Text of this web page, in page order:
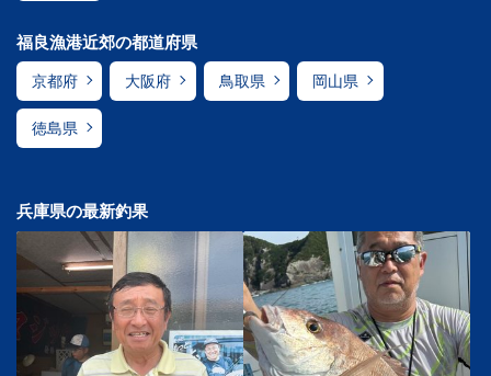
福良漁港近郊の都道府県
京都府 大阪府 鳥取県 岡山県
徳島県
兵庫県の最新釣果